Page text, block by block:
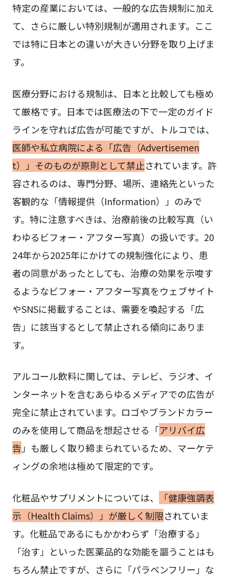
特定の産業においては、一般的な広告規制に加え
て、さらに厳しい特別規制が適用されます。ここ
では特に日本との違いが大きい分野を取り上げま
す。
医療分野における規制は、日本と比較しても極め
て厳格です。日本では医療法の下で一定のガイド
ラインを守れば広告が可能ですが、トルコでは、
医師や私立病院による「広告（Advertisemen
t）」そのものが原則として禁止されています。許
容されるのは、専門分野、場所、連絡先といった
客観的な「情報提供（Information）」のみで
す。特に注意すべきは、治療前後の比較写真（い
わゆるビフォー・アフター写真）の扱いです。20
24年から2025年にかけての規制強化により、患
者の同意があったとしても、治療の効果を示唆す
るようなビフォー・アフター写真をウェブサイト
やSNSに掲載することは、需要を喚起する「広
告」に該当するとして禁止される傾向にありま
す。
アルコール飲料に関しては、テレビ、ラジオ、イ
ンターネットを含むあらゆるメディアでの広告が
完全に禁止されています。ロゴやブランドカラー
のみを使用して商品を想起させる「アリバイ広
告」も厳しく取り締まられているため、マーケテ
ィングの余地は極めて限定的です。
化粧品やサプリメントについては、
「健康強調表
示（Health Claims）」が厳しく制限されていま
す。化粧品であるにもかかわらず「治療する」
「治す」といった医薬品的な効能を謳うことはも
ちろん禁止ですが、さらに「パラベンフリー」な